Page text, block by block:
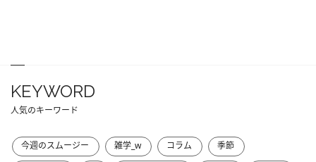
KEYWORD
人気のキーワード
今週のスムージー 雑学_w コラム
季節